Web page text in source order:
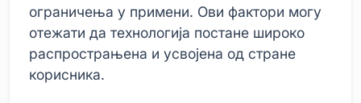
ограничења у примени. Ови фактори могу
отежати да технологија постане широко
распрострањена и усвојена од стране
корисника.